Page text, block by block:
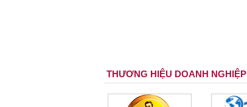
THƯƠNG HIỆU DOANH NGHIỆP